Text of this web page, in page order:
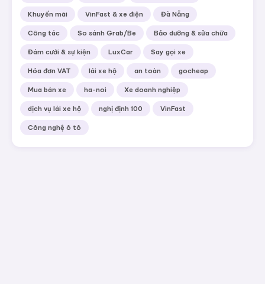
Khuyến mãi VinFast & xe điện Đà Nẵng
Công tác So sánh Grab/Be Bảo dưỡng & sửa chữa
Đám cưới & sự kiện LuxCar Say gọi xe
Hóa đơn VAT lái xe hộ an toàn gocheap
Mua bán xe ha-noi Xe doanh nghiệp
dịch vụ lái xe hộ nghị định 100 VinFast
Công nghệ ô tô